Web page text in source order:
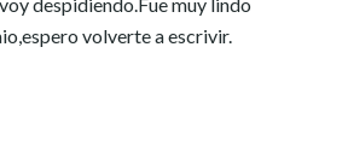
volverte a escrivir.